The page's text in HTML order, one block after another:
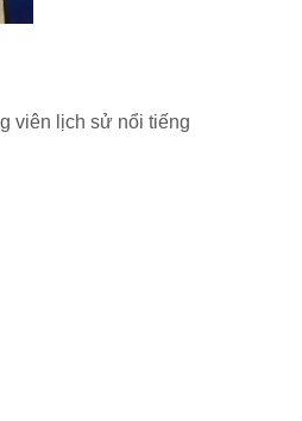
viên lịch sử nổi tiếng